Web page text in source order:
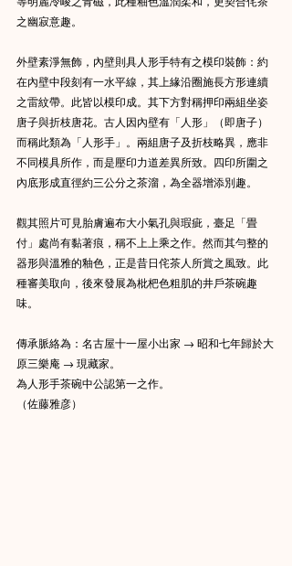
之幽寂意趣。
外壁素淨無飾，內壁則具人形手特有之模印裝飾：約
在內壁中段刻有一水平線，其上緣沿圈施長方形連續
之雷紋帶。此皆以模印成。其下方對稱押印兩組坐姿
唐子與折枝唐花。古人因內壁有「人形」（即唐子）
而稱此類為「人形手」。兩組唐子及折枝略異，應非
不同模具所作，而是壓印力道差異所致。四印所圍之
內底形成直徑約三公分之茶溜，為全器增添別趣。
觀其照片可見胎膚遍布大小氣孔與瑕疵，臺足「畳
付」處尚有黏著痕，稱不上上乘之作。然而其勻整的
器形與溫雅的釉色，正是昔日侘茶人所賞之風致。此
種審美取向，後來發展為枇杷色粗肌的井戶茶碗趣
味。
傳承脈絡為：名古屋十一屋小出家 → 昭和七年歸於大
原三樂庵 → 現藏家。
為人形手茶碗中公認第一之作。
（佐藤雅彦）